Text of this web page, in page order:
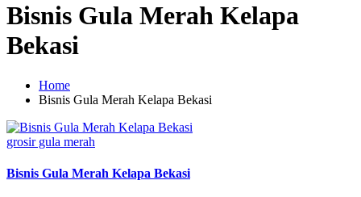
Bisnis Gula Merah Kelapa
Bekasi
Home
Bisnis Gula Merah Kelapa Bekasi
Posted
grosir gula merah
Bisnis Gula Merah Kelapa Bekasi